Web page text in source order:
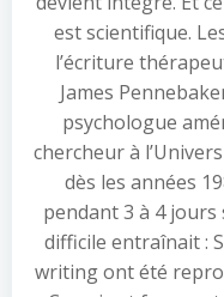
est scientifique.
l’écriture
James
psychologue
chercheur à
dès les années
pendant 3 à 4
difficile entraînait :
writing ont été